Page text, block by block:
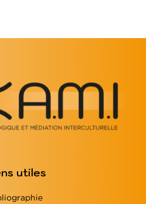
utiles